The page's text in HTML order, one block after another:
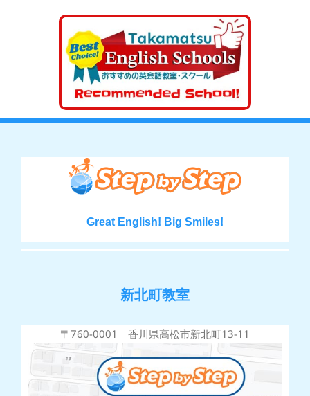
Great English! Big Smiles!
新北町教室
〒760-0001 香川県高松市新北町13-11